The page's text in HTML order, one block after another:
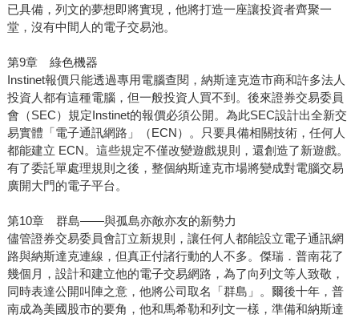
已具備，列文的夢想即將實現，他將打造一座讓投資者齊聚一
堂，沒有中間人的電子交易池。
第9章 綠色機器
Instinet報價只能透過專用電腦查閱，納斯達克造市商和許多法人
投資人都有這種電腦，但一般投資人買不到。後來證券交易委員
會（SEC）規定Instinet的報價必須公開。為此SEC設計出全新交
易實體「電子通訊網路」（ECN）。只要具備相關技術，任何人
都能建立 ECN。這些規定不僅改變遊戲規則，還創造了新遊戲。
有了委託單處理規則之後，整個納斯達克市場將變成對電腦交易
廣開大門的電子平台。
第10章 群島——與孤島亦敵亦友的新勢力
儘管證券交易委員會訂立新規則，讓任何人都能設立電子通訊網
路與納斯達克連線，但真正付諸行動的人不多。傑瑞．普南花了
幾個月，設計和建立他的電子交易網路，為了向列文等人致敬，
同時表達公開叫陣之意，他將公司取名「群島」。爾後十年，普
南成為美國股市的要角，他和馬希勒和列文一樣，準備和納斯達